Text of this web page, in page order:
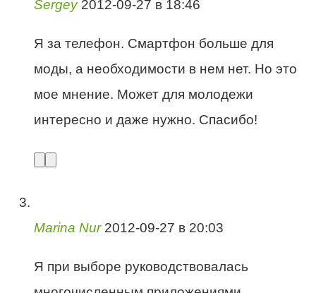
Sergey 2012-09-27 в 18:46
Я за телефон. Смартфон больше для
моды, а необходимости в нем нет. Но это
мое мнение. Может для молодежи
интересно и даже нужно. Спасибо!
Marina Nur 2012-09-27 в 20:03
Я при выборе руководствовалась